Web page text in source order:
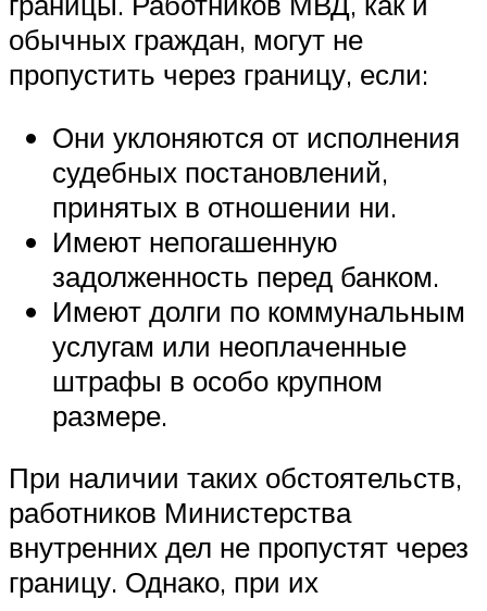
обычных граждан, могут не
пропустить через границу, если:
Они уклоняются от исполнения
судебных постановлений,
принятых в отношении ни.
Имеют непогашенную
задолженность перед банком.
Имеют долги по коммунальным
услугам или неоплаченные
штрафы в особо крупном
размере.
При наличии таких обстоятельств,
работников Министерства
внутренних дел не пропустят через
границу. Однако, при их